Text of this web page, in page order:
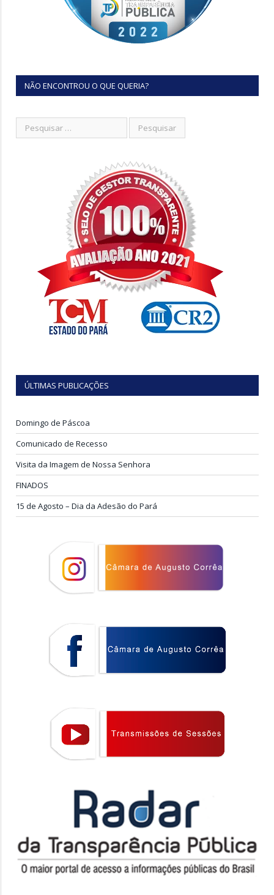
NÃO ENCONTROU O QUE QUERIA?
ÚLTIMAS PUBLICAÇÕES
Domingo de Páscoa
Comunicado de Recesso
Visita da Imagem de Nossa Senhora
FINADOS
15 de Agosto – Dia da Adesão do Pará